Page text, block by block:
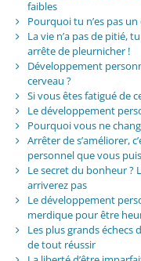
faibles
Pourquoi tu n’es pas
La vie n’a pas de pitié,
arrête de pleurnicher !
Développement
cerveau ?
Si vous êtes fatigué de
Le développement
Pourquoi vous ne
Arrêter de s’améliorer,
personnel que vous
Le secret du bonheur ?
arriverez pas
Le développement
merdique pour être
Les plus grands échecs
de tout réussir